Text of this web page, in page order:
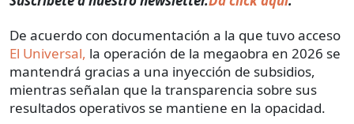
De acuerdo con documentación a la que tuvo acceso
El Universal, la operación de la megaobra en 2026 se
mantendrá gracias a una inyección de subsidios,
mientras señalan que la transparencia sobre sus
resultados operativos se mantiene en la opacidad.